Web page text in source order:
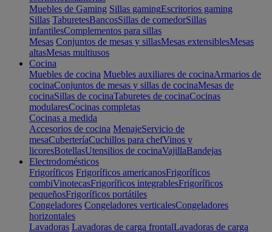
Muebles de Gaming Sillas gamingEscritorios gaming
Sillas TaburetesBancosSillas de comedorSillas
infantilesComplementos para sillas
Mesas Conjuntos de mesas y sillasMesas extensiblesMesas
altasMesas multiusos
Cocina
Muebles de cocina Muebles auxiliares de cocinaArmarios de
cocinaConjuntos de mesas y sillas de cocinaMesas de
cocinaSillas de cocinaTaburetes de cocinaCocinas
modularesCocinas completas
Cocinas a medida
Accesorios de cocina MenajeServicio de
mesaCuberteríaCuchillos para chefVinos y
licoresBotellasUtensilios de cocinaVajillaBandejas
Electrodomésticos
Frigoríficos Frigoríficos americanosFrigoríficos
combiVinotecasFrigoríficos integrablesFrigoríficos
pequeñosFrigoríficos portátiles
Congeladores Congeladores verticalesCongeladores
horizontales
Lavadoras Lavadoras de carga frontalLavadoras de carga